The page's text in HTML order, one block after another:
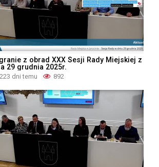
z obrad XXX Sesji Rady Miejskiej z
29 grudnia 2025r.
223 dni temu 892